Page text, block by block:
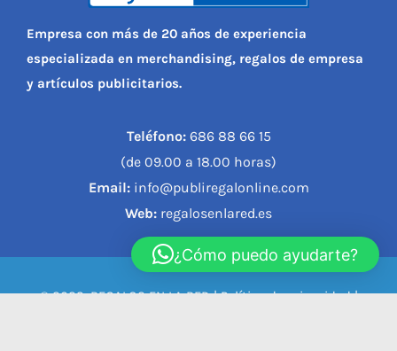
Empresa con más de 20 años de experiencia
especializada en merchandising, regalos de empresa
y artículos publicitarios.
Teléfono:686 88 66 15
(de 09.00 a 18.00 horas)
Email:info@publiregalonline.com
Web: regalosenlared.es
© 2023, REGALOS EN LA RED |Política de privacidad|
¿Cómo puedo ayudarte?